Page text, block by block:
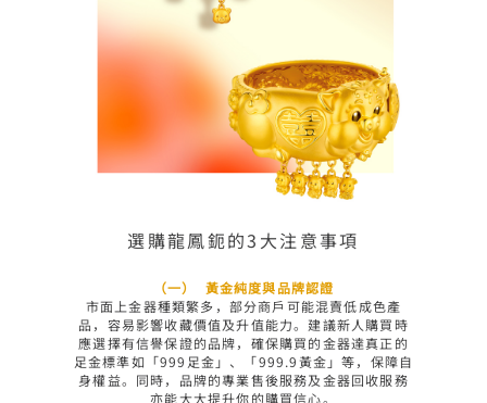
選購龍鳳鈪的3大注意事項
（一）	黃金純度與品牌認證
市面上金器種類繁多，部分商戶可能混賣低成色產
品，容易影響收藏價值及升值能力。建議新人購買時
應選擇有信譽保證的品牌，確保購買的金器達真正的
足金標準如「999足金」、「999.9黃金」等，保障自
身權益。同時，品牌的專業售後服務及金器回收服務
亦能大大提升你的購買信心。